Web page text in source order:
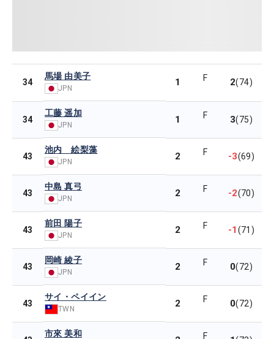
34
馬場 由美子
JPN
1 F 2(74)
34
工藤 遥加
JPN 1 F 3(75)
43
池内 絵梨藻
JPN 2 F -3(69)
43
中島 真弓
JPN 2 F -2(70)
43
前田 陽子
JPN 2 F -1(71)
43
岡崎 綾子
JPN 2 F 0(72)
43
サイ・ペイイン
TWN 2 F 0(72)
市來 美和 F